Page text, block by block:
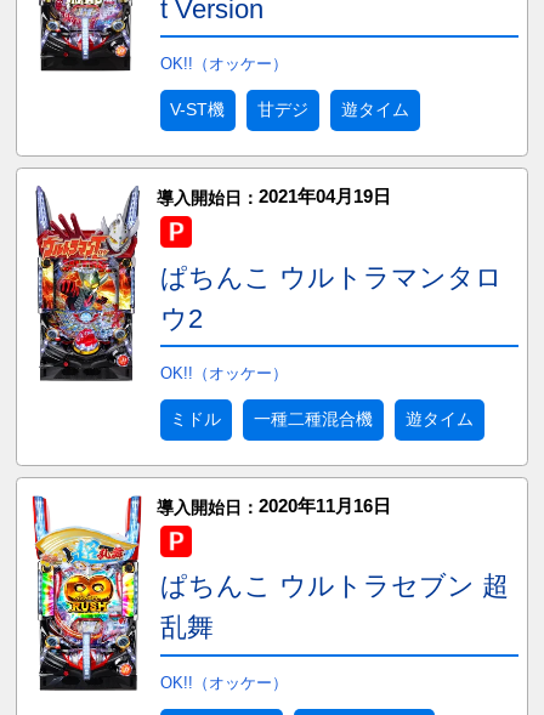
t Version
OK!!（オッケー）
V-ST機 甘デジ 遊タイム
導入開始日： 2021年04月19日
ぱちんこ ウルトラマンタロ
ウ2
OK!!（オッケー）
ミドル 一種二種混合機 遊タイム
導入開始日： 2020年11月16日
ぱちんこ ウルトラセブン 超
乱舞
OK!!（オッケー）